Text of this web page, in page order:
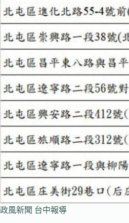
政風新聞 台中報導